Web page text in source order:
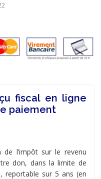
fiscal en ligne
paiement
de l’impôt sur le revenu
don, dans la limite de
reportable sur 5 ans (en